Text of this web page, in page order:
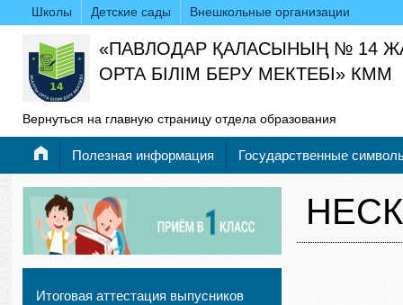
Школы Детские сады Внешкольные организации
«ПАВЛОДАР ҚАЛАСЫНЫҢ № 14
ОРТА БІЛІМ БЕРУ МЕКТЕБІ» КММ
Вернуться на главную страницу отдела образования
Полезная информация Государственные
Итоговая аттестация выпусников